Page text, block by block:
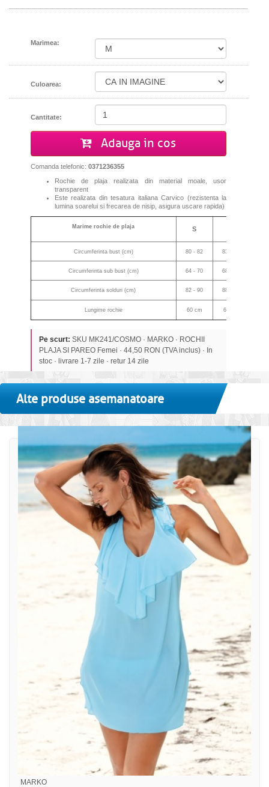
Marimea:
Culoarea:
Cantitate:
Adauga in cos
Comanda telefonic: 0371236355
Rochie de plaja realizata din material moale, usor
transparent
Este realizata din tesatura italiana Carvico (rezistenta la
lumina soarelui si frecareade nisip, asigura uscare rapida)
Marime rochie de plaja S
Circumferinta bust (cm) 80 - 82 83 - 85
Circumferinta sub bust (cm) 64 - 70 68 - 74
Circumferinta solduri (cm) 82 - 90 88 - 94
Lungime rochie 60 cm 61 cm
Pe scurt: SKU MK241/COSMO · MARKO · ROCHII
PLAJA SI PAREO Femei · 44,50 RON (TVA inclus) · In
stoc · livrare 1-7 zile · retur 14 zile
Alte produse asemanatoare
MARKO